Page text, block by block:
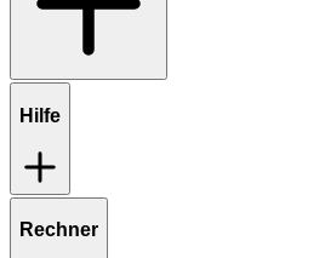
Hilfe
Rechner